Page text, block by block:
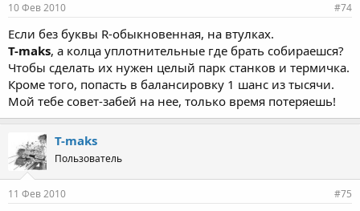
10 Фев 2010 #74
Если без буквы R-обыкновенная, на втулках.
T-maks, а колца уплотнительные где брать собираешся?
Чтобы сделать их нужен целый парк станков и термичка.
Кроме того, попасть в балансировку 1 шанс из тысячи.
Мой тебе совет-забей на нее, только время потеряешь!
T-maks
Пользователь
11 Фев 2010 #75